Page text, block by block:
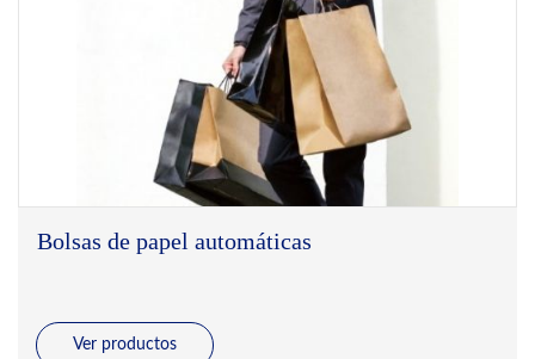
Bolsas de papel automáticas
Ver productos